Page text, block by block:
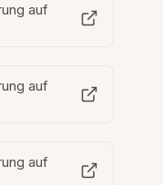
auf
auf
auf